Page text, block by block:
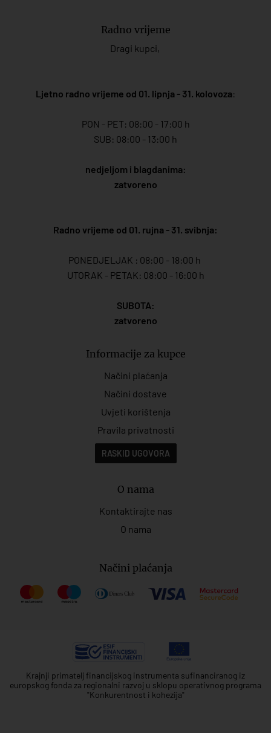
Radno vrijeme
Dragi kupci,
Ljetno radno vrijeme od 01. lipnja - 31. kolovoza:
PON - PET: 08:00 - 17:00 h
SUB: 08:00 - 13:00 h
nedjeljom i blagdanima:
zatvoreno
Radno vrijeme od 01. rujna - 31. svibnja:
PONEDJELJAK : 08:00 - 18:00 h
UTORAK - PETAK: 08:00 - 16:00 h
SUBOTA:
zatvoreno
Informacije za kupce
Načini plaćanja
Načini dostave
Uvjeti korištenja
Pravila privatnosti
RASKID UGOVORA
O nama
Kontaktirajte nas
O nama
Načini plaćanja
Krajnji primatelj financijskog instrumenta sufinanciranog iz
europskog fonda za regionalni razvoj u sklopu operativnog programa
"Konkurentnost i kohezija"